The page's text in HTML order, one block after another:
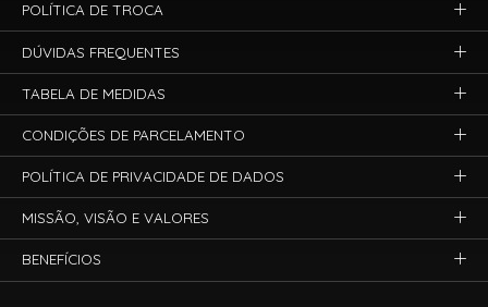
POLÍTICA DE TROCA
DÚVIDAS FREQUENTES
TABELA DE MEDIDAS
CONDIÇÕES DE PARCELAMENTO
POLÍTICA DE PRIVACIDADE DE DADOS
MISSÃO, VISÃO E VALORES
BENEFÍCIOS